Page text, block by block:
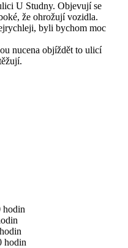
U Studny. Objevují se
že ohrožují vozidla.
byli bychom moc
nucena objíždět to ulicí
hodin
hodin